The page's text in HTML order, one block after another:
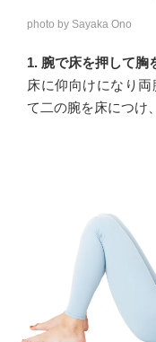
photo by Sayaka Ono
1. 腕で床を押して胸
床に仰向けになり
て二の腕を床につけ